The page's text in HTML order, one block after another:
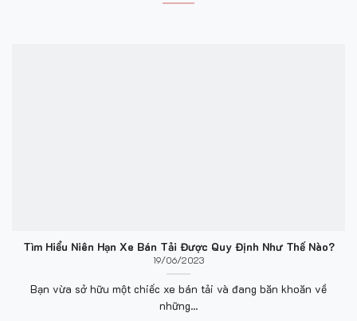
Tìm Hiểu Niên Hạn Xe Bán Tải Được Quy Định Như Thế Nào?
19/06/2023
Bạn vừa sở hữu một chiếc xe bán tải và đang băn khoăn về
những...